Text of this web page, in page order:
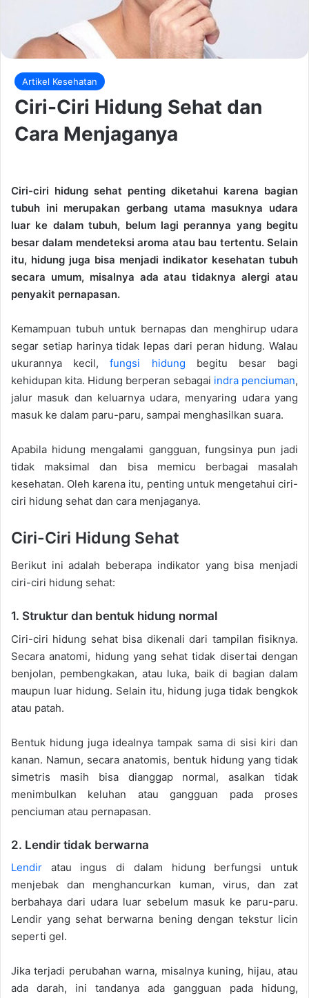
Artikel Kesehatan
Ciri-Ciri Hidung Sehat dan
Cara Menjaganya
Ciri-ciri hidung sehat penting diketahui karena bagian
tubuh ini merupakan gerbang utama masuknya udara
luar ke dalam tubuh, belum lagi perannya yang begitu
besar dalam mendeteksi aroma atau bau tertentu. Selain
itu, hidung juga bisa menjadi indikator kesehatan tubuh
secara umum, misalnya ada atau tidaknya alergi atau
penyakit pernapasan.
Kemampuan tubuh untuk bernapas dan menghirup udara
segar setiap harinya tidak lepas dari peran hidung. Walau
ukurannya kecil,fungsi hidung begitu besar bagi
kehidupan kita. Hidung berperan sebagai indra penciuman,
jalur masuk dan keluarnya udara, menyaring udara yang
masuk ke dalam paru-paru, sampai menghasilkan suara.
Apabila hidung mengalami gangguan, fungsinya pun jadi
tidak maksimal dan bisa memicu berbagai masalah
kesehatan. Oleh karena itu, penting untuk mengetahui ciri-
ciri hidung sehat dan cara menjaganya.
Ciri-Ciri Hidung Sehat
Berikut ini adalah beberapa indikator yang bisa menjadi
ciri-ciri hidung sehat:
1. Struktur dan bentuk hidung normal
Ciri-ciri hidung sehat bisa dikenali dari tampilan fisiknya.
Secara anatomi, hidung yang sehat tidak disertai dengan
benjolan, pembengkakan, atau luka, baik di bagian dalam
maupun luar hidung. Selain itu, hidung juga tidak bengkok
atau patah.
Bentuk hidung juga idealnya tampak sama di sisi kiri dan
kanan. Namun, secara anatomis, bentuk hidung yang tidak
simetris masih bisa dianggap normal, asalkan tidak
menimbulkan keluhan atau gangguan pada proses
penciuman atau pernapasan.
2. Lendir tidak berwarna
Lendir atau ingus di dalam hidung berfungsi untuk
menjebak dan menghancurkan kuman, virus, dan zat
berbahaya dari udara luar sebelum masuk ke paru-paru.
Lendir yang sehat berwarna bening dengan tekstur licin
seperti gel.
Jika terjadi perubahan warna, misalnya kuning, hijau, atau
ada darah, ini tandanya ada gangguan pada hidung,